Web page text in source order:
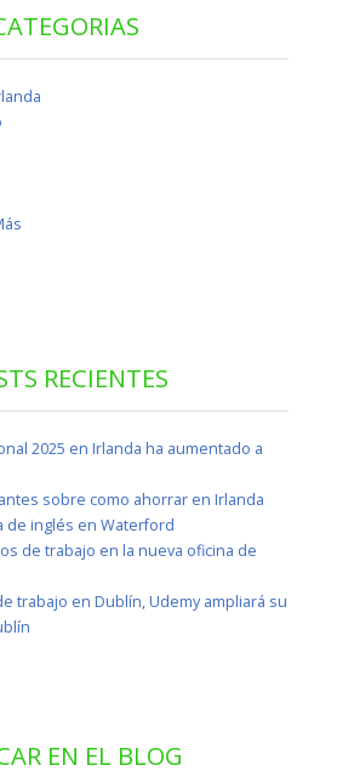
RECIENTES
2025 en Irlanda ha aumentado a
sobre como ahorrar en Irlanda
de inglés en Waterford
de trabajo en la nueva oficina de
trabajo en Dublín, Udemy ampliará su
EN EL BLOG